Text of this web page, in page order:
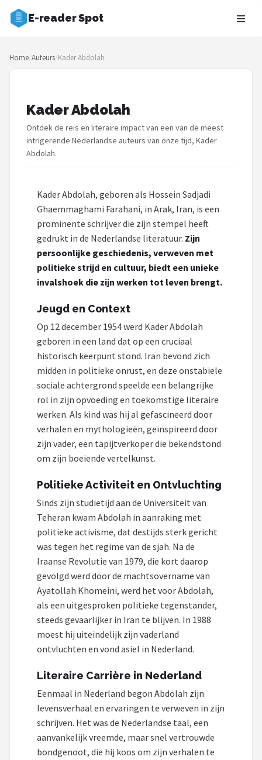
E-reader Spot
Zoeken
NAVIGATIE
Merken
Blog
Auteurs
E-readers
Shop
POPULAIRE MERKEN
Hoesje
iMoshion
Lunso
MMOBIEL
PocketBook
Geschikt voor
Goodline
Kobo
Alle merken →
Home/Auteurs/Kader Abdolah
Kader Abdolah
Ontdek de reis en literaire impact van een van de meest
intrigerende Nederlandse auteurs van onze tijd, Kader
Abdolah.
Kader Abdolah, geboren als Hossein Sadjadi
Ghaemmaghami Farahani, in Arak, Iran, is een
prominente schrijver die zijn stempel heeft
gedrukt in de Nederlandse literatuur. Zijn
persoonlijke geschiedenis, verweven met
politieke strijd en cultuur, biedt een unieke
invalshoek die zijn werken tot leven brengt.
Jeugd en Context
Op 12 december 1954 werd Kader Abdolah
geboren in een land dat op een cruciaal
historisch keerpunt stond. Iran bevond zich
midden in politieke onrust, en deze onstabiele
sociale achtergrond speelde een belangrijke
rol in zijn opvoeding en toekomstige literaire
werken. Als kind was hij al gefascineerd door
verhalen en mythologieën, geïnspireerd door
zijn vader, een tapijtverkoper die bekendstond
om zijn boeiende vertelkunst.
Politieke Activiteit en Ontvluchting
Sinds zijn studietijd aan de Universiteit van
Teheran kwam Abdolah in aanraking met
politieke activisme, dat destijds sterk gericht
was tegen het regime van de sjah. Na de
Iraanse Revolutie van 1979, die kort daarop
gevolgd werd door de machtsovername van
Ayatollah Khomeini, werd het voor Abdolah,
als een uitgesproken politieke tegenstander,
steeds gevaarlijker in Iran te blijven. In 1988
moest hij uiteindelijk zijn vaderland
ontvluchten en vond asiel in Nederland.
Literaire Carrière in Nederland
Eenmaal in Nederland begon Abdolah zijn
levensverhaal en ervaringen te verweven in zijn
schrijven. Het was de Nederlandse taal, een
aanvankelijk vreemde, maar snel vertrouwde
bondgenoot, die hij koos om zijn verhalen te